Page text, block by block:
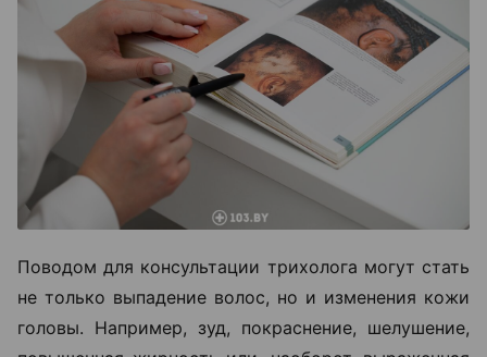
Поводом для консультации трихолога могут стать
не только выпадение волос, но и изменения кожи
головы. Например, зуд, покраснение, шелушение,